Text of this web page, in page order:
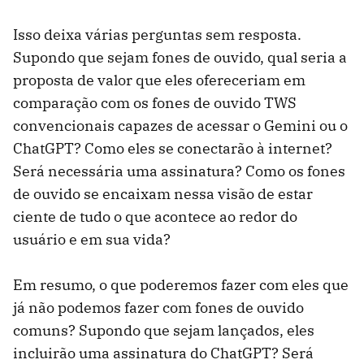
Isso deixa várias perguntas sem resposta.
Supondo que sejam fones de ouvido, qual seria a
proposta de valor que eles ofereceriam em
comparação com os fones de ouvido TWS
convencionais capazes de acessar o Gemini ou o
ChatGPT? Como eles se conectarão à internet?
Será necessária uma assinatura? Como os fones
de ouvido se encaixam nessa visão de estar
ciente de tudo o que acontece ao redor do
usuário e em sua vida?
Em resumo, o que poderemos fazer com eles que
já não podemos fazer com fones de ouvido
comuns? Supondo que sejam lançados, eles
incluirão uma assinatura do ChatGPT? Será